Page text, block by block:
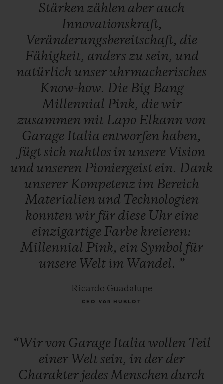
Stärken zählen aber auch
Innovationskraft,
Veränderungsbereitschaft, die
Fähigkeit, anders zu sein, und
natürlich unser uhrmacherisches
Know-how. Die Big Bang
Millennial Pink, die wir
zusammen mit Lapo Elkann von
Garage Italia entworfen haben,
fügtsich nahtlos in unsere Vision
und unseren Pioniergeist ein. Dank
unserer Kompetenz im Bereich
Materialien und Technologien
konnten wir für diese Uhr eine
einzigartige Farbe kreieren:
Millennial Pink, ein Symbol für
unsere Welt im Wandel. ”
Ricardo Guadalupe
CEO von HUBLOT
“Wirvon Garage Italia wollen Teil
einer Weltsein, in der der
Charakter jedes Menschen durch